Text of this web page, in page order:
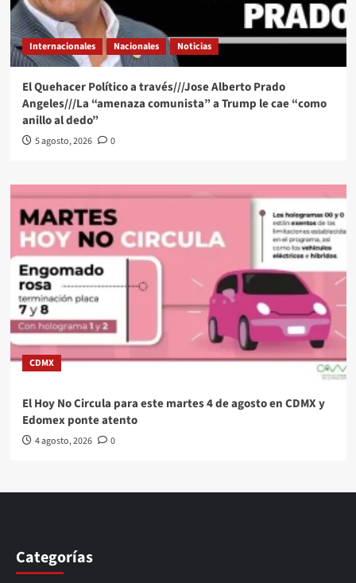
Internacionales Nacionales Noticias
El Quehacer Político a través///Jose Alberto Prado
Angeles///La “amenaza comunista” a Trump le cae “como
anillo al dedo”
5 agosto, 2026 0
CDMX
El Hoy No Circula para este martes 4 de agosto en CDMX y
Edomex ponte atento
4 agosto, 2026 0
Categorías